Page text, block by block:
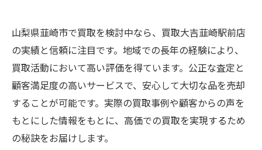
山梨県韮崎市で買取を検討中なら、買取大吉韮崎駅前店
の実績と信頼に注目です。地域での長年の経験により、
買取活動において高い評価を得ています。公正な査定と
顧客満足度の高いサービスで、安心して大切な品を売却
することが可能です。実際の買取事例や顧客からの声を
もとにした情報をもとに、高価での買取を実現するため
の秘訣をお届けします。